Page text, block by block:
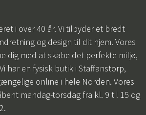
i over 40 år. Vi tilbyder et bredt
og design til dit hjem. Vores
dig med at skabe det perfekte miljø,
har en fysisk butik i Staffanstorp,
online i hele Norden. Vores
mandag-torsdag fra kl. 9 til 15 og